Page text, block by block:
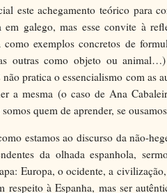
este achegamento teórico para
em galego, mas esse convite à
como exemplos concretos de
outras como objeto ou
pratica o essencialismo com as
a mesma (o caso de Ana
quem de aprender, se
estamos ao discurso da não-
da olhada espanhola,
Europa, o ocidente, a
respeito à Espanha, mas ser